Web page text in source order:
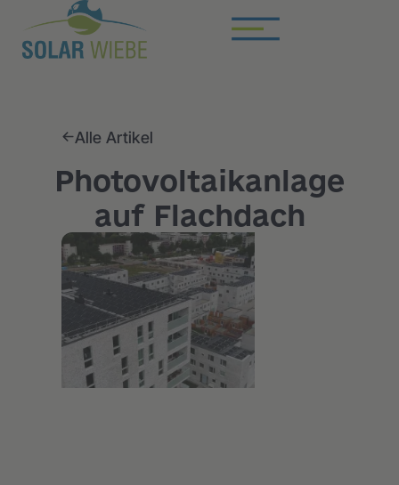
Alle Artikel
Photovoltaikanlage
auf Flachdach